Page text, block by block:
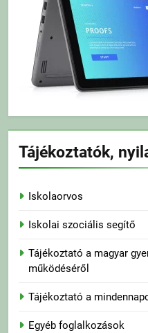
Tájékoztatók,
Iskolaorvos
Iskolai szociális segítő
Tájékoztató a magyar
működéséről
Tájékoztató a
Egyéb foglalkozások